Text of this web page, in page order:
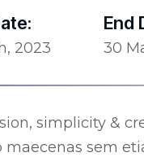
2023
End
30
simplicity &
sem